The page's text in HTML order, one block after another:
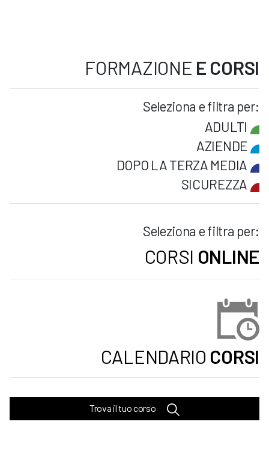
FORMAZIONE E CORSI
Seleziona e filtra per:
ADULTI
AZIENDE
DOPO LA TERZA MEDIA
SICUREZZA
Seleziona e filtra per:
CORSI ONLINE
CALENDARIO CORSI
Trova il tuo corso